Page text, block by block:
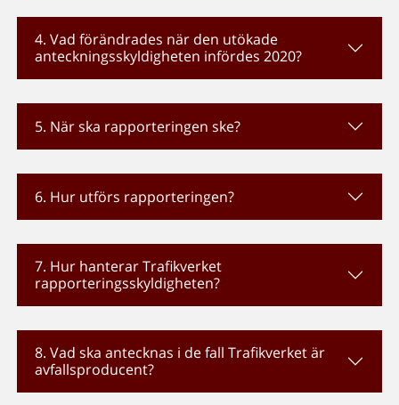
4. Vad förändrades när den utökade
anteckningsskyldigheten infördes 2020?
5. När ska rapporteringen ske?
6. Hur utförs rapporteringen?
7. Hur hanterar Trafikverket
rapporteringsskyldigheten?
8. Vad ska antecknas i de fall Trafikverket är
avfallsproducent?